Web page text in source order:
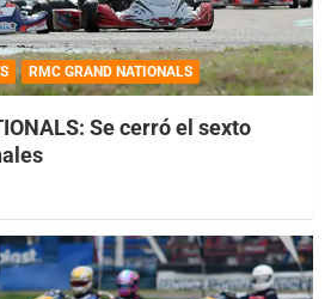
RMC GRAND NATIONALS
Se cerró el sexto